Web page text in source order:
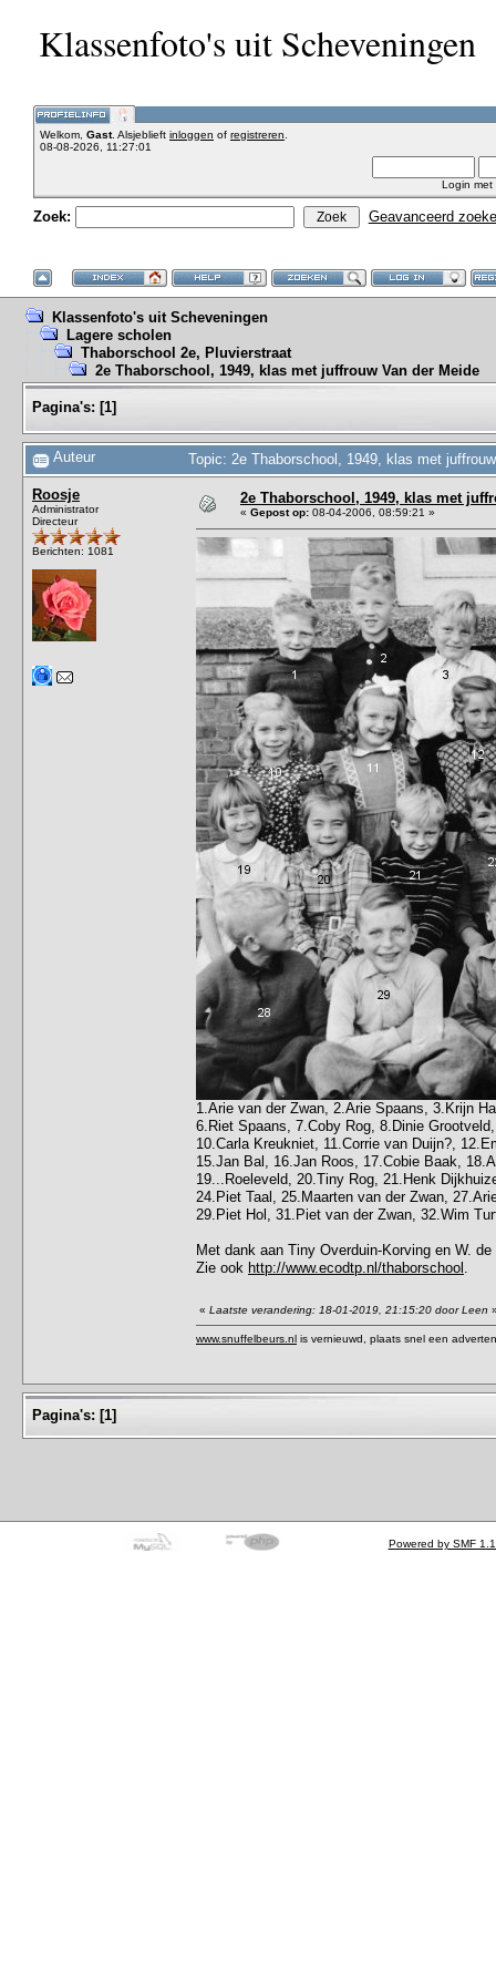
Klassenfoto's uit Scheveningen
Welkom, Gast. Alsjeblieft inloggen of registreren
08-08-2026, 11:27:01
Login met
Zoek: Geavanceerd
Klassenfoto's uit Scheveningen
Lagere scholen
Thaborschool 2e, Pluvierstraat
2e Thaborschool, 1949, klas met juffrouw Van der Meide
Pagina's: [1]
Auteur Topic: 2e Thaborschool, 1949, klas met
Roosje
Administrator
Directeur
Berichten: 1081
2e Thaborschool, 1949, klas met
« Gepost op: 08-04-2006, 08:59:21 »
1.Arie van der Zwan, 2.Arie Spaans, 3.Krijn
6.Riet Spaans, 7.Coby Rog, 8.Dinie
10.Carla Kreukniet, 11.Corrie van Duijn?,
15.Jan Bal, 16.Jan Roos, 17.Cobie Baak,
19...Roeleveld, 20.Tiny Rog, 21.Henk
24.Piet Taal, 25.Maarten van der Zwan,
29.Piet Hol, 31.Piet van der Zwan, 32.Wim
Met dank aan Tiny Overduin-Korving en W. de
Zie ook http://www.ecodtp.nl/thaborschool
« Laatste verandering: 18-01-2019, 21:15:20 door Leen
www.snuffelbeurs.nl is vernieuwd, plaats snel een
Pagina's: [1]
Powered by SMF